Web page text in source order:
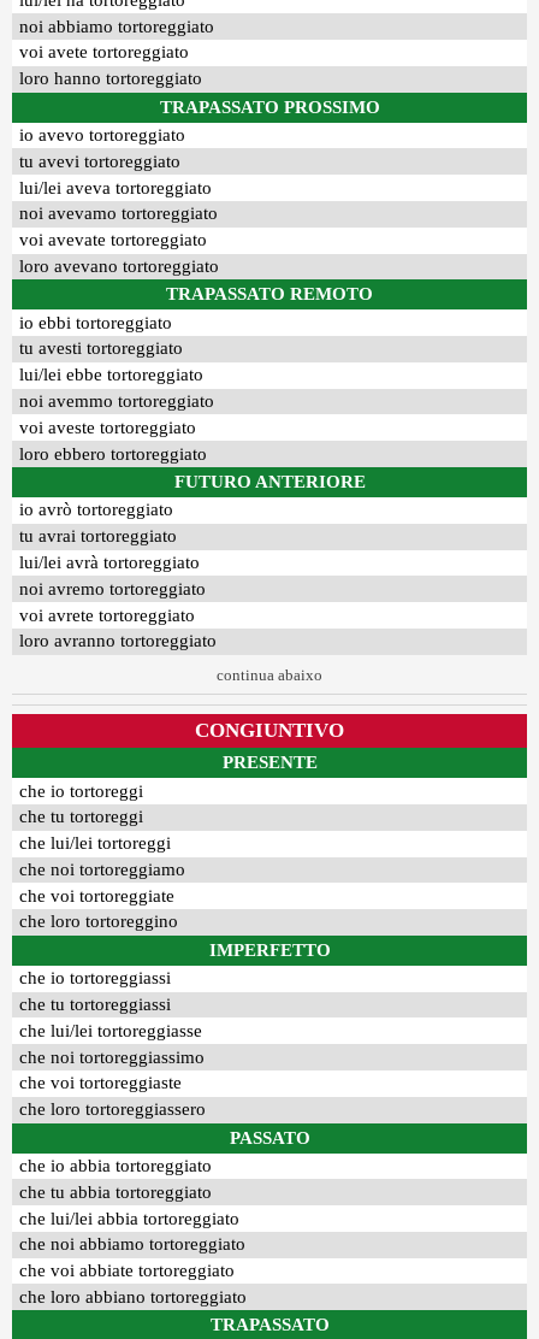
noi abbiamo tortoreggiato
voi avete tortoreggiato
loro hanno tortoreggiato
TRAPASSATO PROSSIMO
io avevo tortoreggiato
tu avevi tortoreggiato
lui/lei aveva tortoreggiato
noi avevamo tortoreggiato
voi avevate tortoreggiato
loro avevano tortoreggiato
TRAPASSATO REMOTO
io ebbi tortoreggiato
tu avesti tortoreggiato
lui/lei ebbe tortoreggiato
noi avemmo tortoreggiato
voi aveste tortoreggiato
loro ebbero tortoreggiato
FUTURO ANTERIORE
io avrò tortoreggiato
tu avrai tortoreggiato
lui/lei avrà tortoreggiato
noi avremo tortoreggiato
voi avrete tortoreggiato
loro avranno tortoreggiato
continua abaixo
CONGIUNTIVO
PRESENTE
che io tortoreggi
che tu tortoreggi
che lui/lei tortoreggi
che noi tortoreggiamo
che voi tortoreggiate
che loro tortoreggino
IMPERFETTO
che io tortoreggiassi
che tu tortoreggiassi
che lui/lei tortoreggiasse
che noi tortoreggiassimo
che voi tortoreggiaste
che loro tortoreggiassero
PASSATO
che io abbia tortoreggiato
che tu abbia tortoreggiato
che lui/lei abbia tortoreggiato
che noi abbiamo tortoreggiato
che voi abbiate tortoreggiato
che loro abbiano tortoreggiato
TRAPASSATO